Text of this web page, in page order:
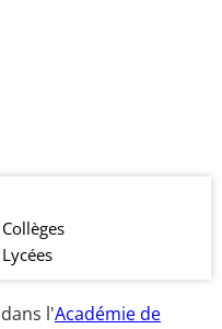
Collèges
Lycées
l'Académie de